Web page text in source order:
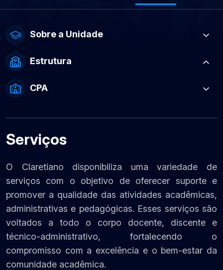
Sobre a Unidade
Estrutura
CPA
Serviços
O Claretiano disponibiliza uma variedade de
serviços com o objetivo de oferecer suporte e
promover a qualidade das atividades acadêmicas,
administrativas e pedagógicas. Esses serviços são
voltados a todo o corpo docente, discente e
técnico-administrativo, fortalecendo o
compromisso com a excelência e o bem-estar da
comunidade acadêmica.